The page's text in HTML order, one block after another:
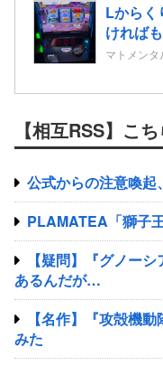
Lからく
ければ
マトメンタ
【相互RSS】こ
公式からの注意喚起
PLAMATEA「獅子
【疑問】『グノー
あるんだが…
【名作】『攻殻機
みた